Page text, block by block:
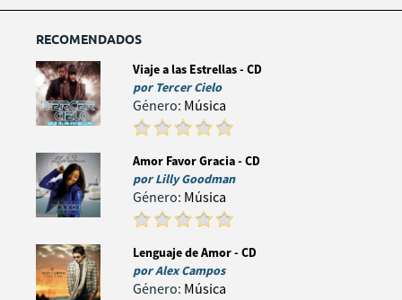
RECOMENDADOS
Viaje a las Estrellas - CD
porTercer Cielo
Género: Música
Amor Favor Gracia - CD
porLilly Goodman
Género: Música
Lenguaje de Amor - CD
porAlex Campos
Género: Música